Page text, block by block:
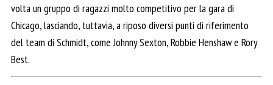
volta un gruppo di ragazzi molto competitivo per la gara di
Chicago, lasciando, tuttavia, a riposo diversi punti di riferimento
del team di Schmidt, come Johnny Sexton, Robbie Henshaw e Rory
Best.